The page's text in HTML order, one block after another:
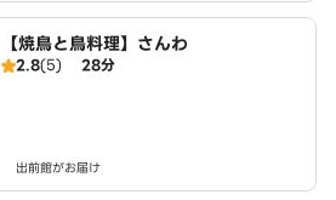
【焼鳥と鳥料理】さんわ
2.8(5) 28分
出前館がお届け